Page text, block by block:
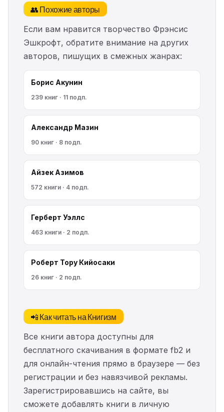
👥 Похожие авторы
Если вам нравится творчество Фрэнсис
Эшкрофт, обратите внимание на других
авторов, пишущих в смежных жанрах:
Борис Акунин
239 книг · 11 подп.
Александр Мазин
90 книг · 8 подп.
Айзек Азимов
572 книги · 4 подп.
Герберт Уэллс
463 книги · 2 подп.
Роберт Тору Кийосаки
26 книг · 2 подп.
📲 Как читать на Книгизм
Все книги автора доступны для
бесплатного скачивания в формате fb2 и
для онлайн-чтения прямо в браузере — без
регистрации и без навязчивой рекламы.
Зарегистрировавшись на сайте, вы
сможете добавлять книги в личную